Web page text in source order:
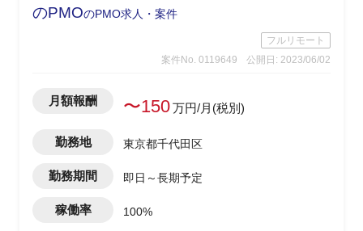
・システム本番稼働後のハイパーケア
のPMOのPMO求人・案件
フルリモート
案件No. 0119649
公開日: 2023/06/02
月額報酬 〜150万円/月(税別)
勤務地 東京都千代田区
勤務期間 即日～長期予定
稼働率 100%